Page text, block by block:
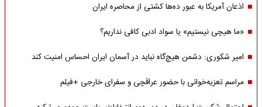
اذعان آمریکا به عبور ده‌ها کشتی از محاصره ایران
«ما هیچی نیستیم» یا سواد ادبی کافی نداریم؟
امیر شکوری: دشمن هیچ‌گاه نباید در آسمان ایران احساس امنیت کند
مراسم تعزیه‌خوانی با حضور عراقچی و سفرای خارجی +فیلم